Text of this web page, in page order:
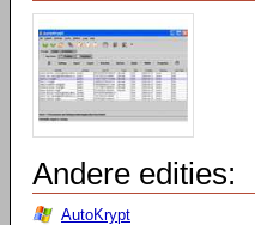
Andere edities:
AutoKrypt